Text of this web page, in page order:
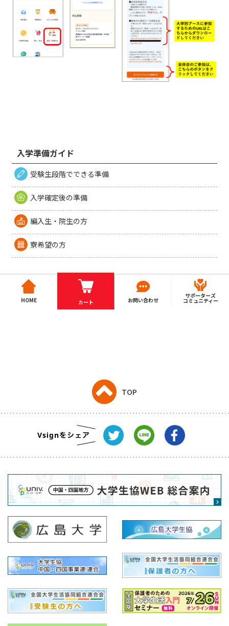
入学準備ガイド
受験生段階でできる準備
入学確定後の準備
編入生・院生の方
寮希望の方
HOME カート お問い合わせ
サポーターズ
コミュニティー
TOP